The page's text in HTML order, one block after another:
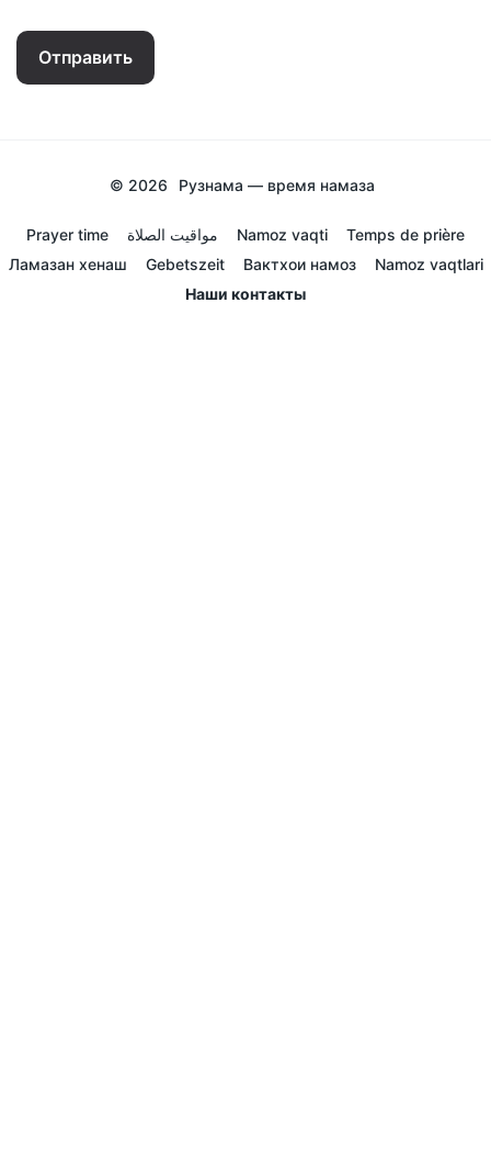
Отправить
© 2026 Рузнама — время намаза
Prayer time مواقيت الصلاة Namoz vaqti
Temps de prière
Ламазан хенаш
Gebetszeit Вактхои намоз
Namoz vaqtlari
Наши контакты